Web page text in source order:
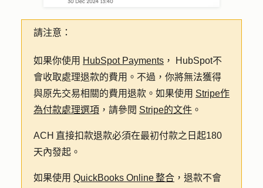
請注意：
如果你使用 HubSpot Payments ， HubSpot不
會收取處理退款的費用。不過，你將無法獲得
與原先交易相關的費用退款。如果使用 Stripe作
為付款處理選項 ，請參閱 Stripe的文件 。
ACH 直接扣款退款必須在最初付款之日起180
天內發起。
如果使用 QuickBooks Online 整合 ，退款不會